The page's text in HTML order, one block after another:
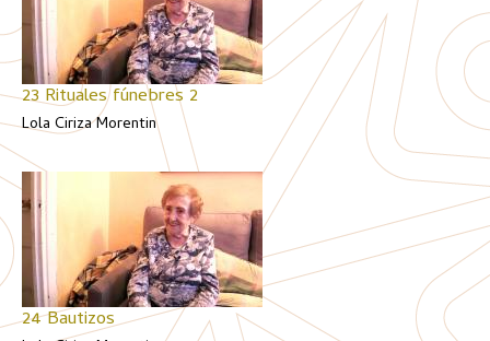
23 Rituales fúnebres 2
Lola Ciriza Morentin
24 Bautizos